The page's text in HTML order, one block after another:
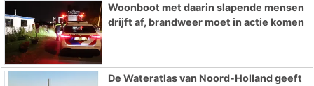
Woonboot met daarin slapende mensen
drijft af, brandweer moet in actie komen
De Wateratlas van Noord-Holland geeft